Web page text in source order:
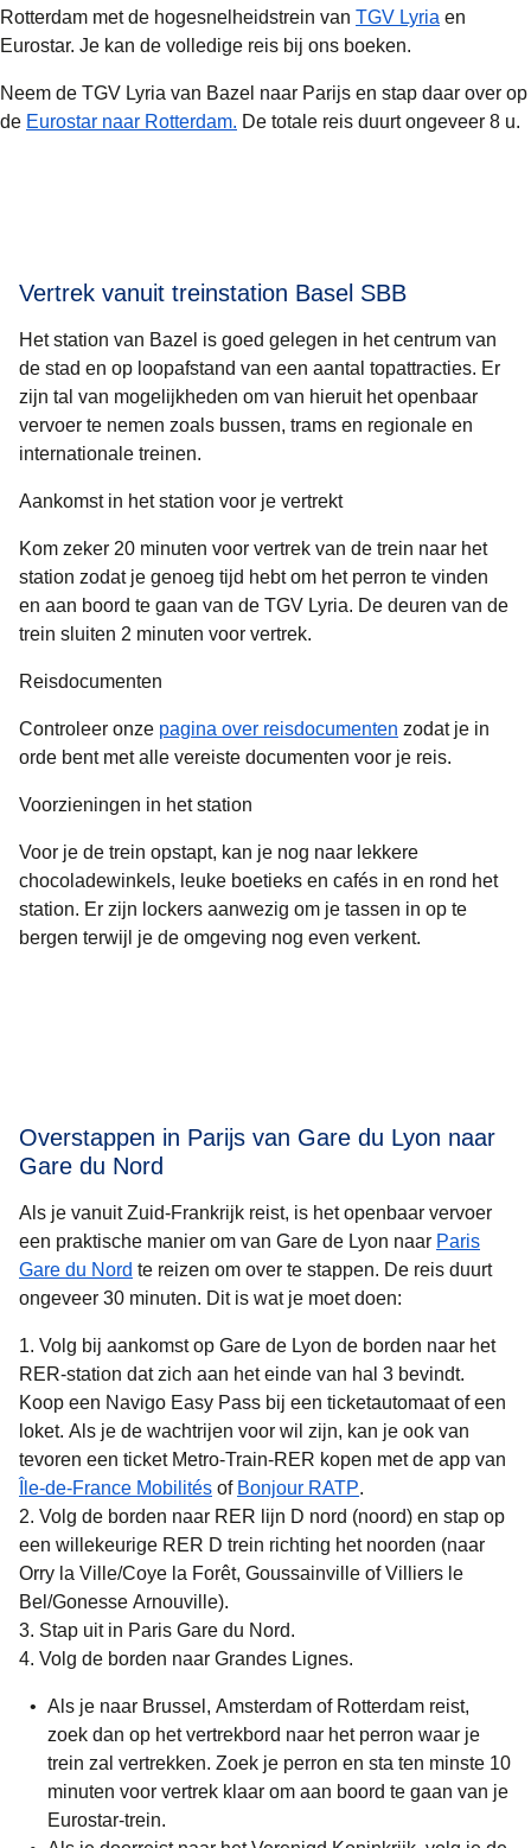
Rotterdam met de hogesnelheidstrein van TGV Lyria en
Eurostar. Je kan de volledige reis bij ons boeken.
Neem de TGV Lyria van Bazel naar Parijs en stap daar over op
de Eurostar naar Rotterdam. De totale reis duurt ongeveer 8 u.
Vertrek vanuit treinstation Basel SBB
Het station van Bazel is goed gelegen in het centrum van
de stad en op loopafstand van een aantal topattracties. Er
zijn tal van mogelijkheden om van hieruit het openbaar
vervoer te nemen zoals bussen, trams en regionale en
internationale treinen.
Aankomst in het station voor je vertrekt
Kom zeker 20 minuten voor vertrek van de trein naar het
station zodat je genoeg tijd hebt om het perron te vinden
en aan boord te gaan van de TGV Lyria. De deuren van de
trein sluiten 2 minuten voor vertrek.
Reisdocumenten
Controleer onze pagina over reisdocumenten zodat je in
orde bent met alle vereiste documenten voor je reis.
Voorzieningen in het station
Voor je de trein opstapt, kan je nog naar lekkere
chocoladewinkels, leuke boetieks en cafés in en rond het
station. Er zijn lockers aanwezig om je tassen in op te
bergen terwijl je de omgeving nog even verkent.
Overstappen in Parijs van Gare du Lyon naar
Gare du Nord
Als je vanuit Zuid-Frankrijk reist, is het openbaar vervoer
een praktische manier om van Gare de Lyon naar Paris
Gare du Nord te reizen om over te stappen. De reis duurt
ongeveer 30 minuten. Dit is wat je moet doen:
Volg bij aankomst op Gare de Lyon de borden naar het
RER-station dat zich aan het einde van hal 3 bevindt.
Koop een Navigo Easy Pass bij een ticketautomaat of een
loket. Als je de wachtrijen voor wil zijn, kan je ook van
tevoren een ticket Metro-Train-RER kopen met de app van
Île-de-France Mobilités( opent in een nieuwe tab
of Bonjour RATP(.
Volg de borden naar RER lijn D nord (noord) en stap op
een willekeurige RER D trein richting het noorden (naar
Orry la Ville/Coye la Forêt, Goussainville of Villiers le
Bel/Gonesse Arnouville).
Stap uit in Paris Gare du Nord.
Volg de borden naar Grandes Lignes.
Als je naar Brussel, Amsterdam of Rotterdam reist,
zoek dan op het vertrekbord naar het perron waar je
trein zal vertrekken. Zoek je perron en sta ten minste 10
minuten voor vertrek klaar om aan boord te gaan van je
Eurostar-trein.